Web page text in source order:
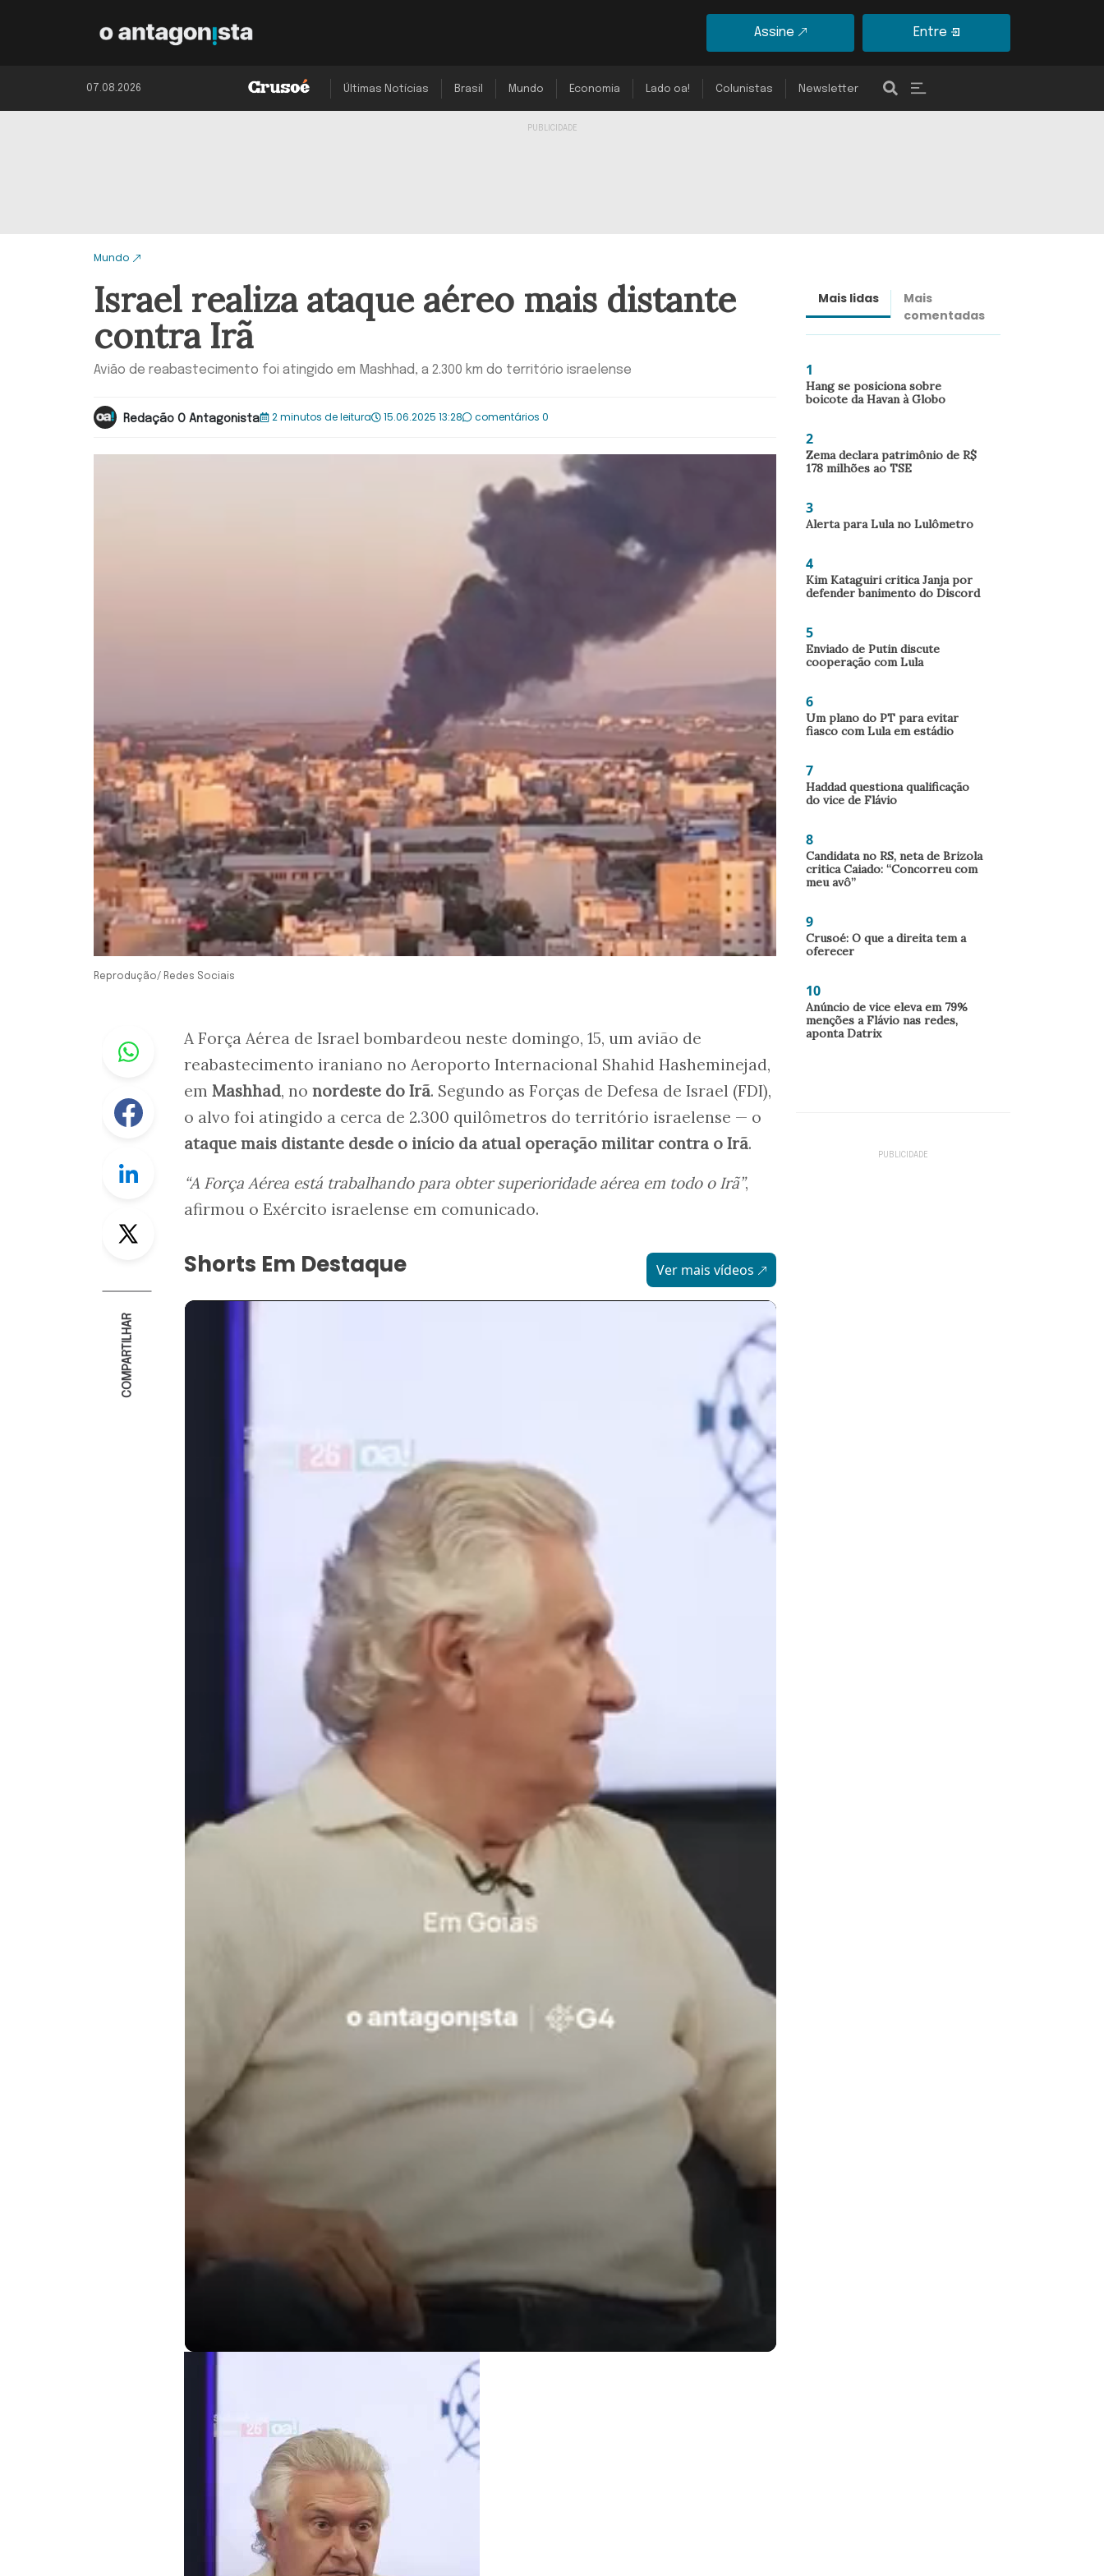
Assine Entre
07.08.2026 Últimas Notícias Brasil Mundo Economia Lado oa! Colunistas Newsletter
Mundo
Israel realiza ataque aéreo mais distante
contra Irã
Avião de reabastecimento foi atingido em Mashhad, a 2.300 km do território israelense
Redação O Antagonista 2 minutos de leitura 15.06.2025 13:28 comentários 0
Reprodução/ Redes Sociais
Whastapp
Facebook
Twitter
COMPARTILHAR
A Força Aérea de Israel bombardeou neste domingo, 15, um avião de
reabastecimento iraniano no Aeroporto Internacional Shahid Hasheminejad,
em Mashhad, no nordeste do Irã. Segundo as Forças de Defesa de Israel (FDI),
o alvo foi atingido a cerca de 2.300 quilômetros do território israelense — o
ataque mais distante desde o início da atual operação militar contra o Irã.
“A Força Aérea está trabalhando para obter superioridade aérea em todo o Irã”,
afirmou o Exército israelense em comunicado.
Shorts Em Destaque Ver mais vídeos
Mais lidas
Mais
comentadas
1
Hang se posiciona sobre
boicote da Havan à Globo
2
Zema declara patrimônio de R$
178 milhões ao TSE
3
Alerta para Lula no Lulômetro
4
Kim Kataguiri critica Janja por
defender banimento do Discord
5
Enviado de Putin discute
cooperação com Lula
6
Um plano do PT para evitar
fiasco com Lula em estádio
7
Haddad questiona qualificação
do vice de Flávio
8
Candidata no RS, neta de Brizola
critica Caiado: “Concorreu com
meu avô”
9
Crusoé: O que a direita tem a
oferecer
10
Anúncio de vice eleva em 79%
menções a Flávio nas redes,
aponta Datrix